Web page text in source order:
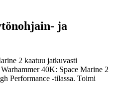
ja
2 kaatuu jatkuvasti
40K: Space Marine 2
Performance -tilassa. Toimi